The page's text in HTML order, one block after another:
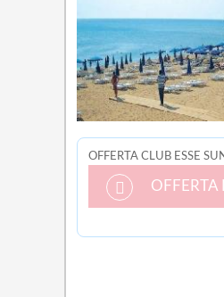
OFFERTA CLUB ESSE
OFFERTA